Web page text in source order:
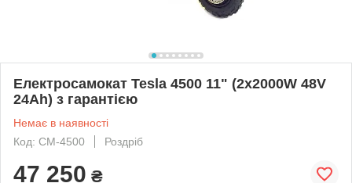
Електросамокат Tesla 4500 11" (2х2000W 48V
24Ah) з гарантією
Немає в наявності
Код: CM-4500
Роздріб
47 250 ₴